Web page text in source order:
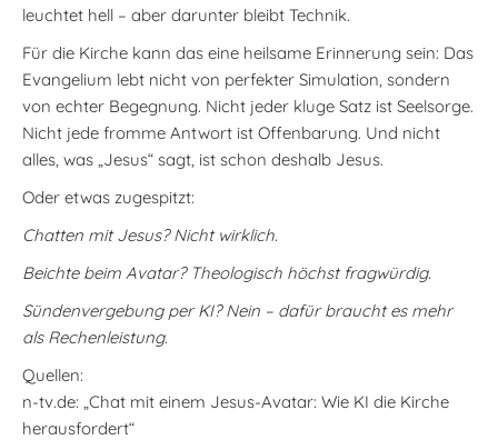
leuchtet hell – aber darunter bleibt Technik.
Für die Kirche kann das eine heilsame Erinnerung sein: Das
Evangelium lebt nicht von perfekter Simulation, sondern
von echter Begegnung. Nicht jeder kluge Satz ist Seelsorge.
Nicht jede fromme Antwort ist Offenbarung. Und nicht
alles, was „Jesus“ sagt, ist schon deshalb Jesus.
Oder etwas zugespitzt:
Chatten mit Jesus? Nicht wirklich.
Beichte beim Avatar? Theologisch höchst fragwürdig.
Sündenvergebung per KI? Nein – dafür braucht es mehr
als Rechenleistung.
Quellen:
n-tv.de: „Chat mit einem Jesus-Avatar: Wie KI die Kirche
herausfordert“